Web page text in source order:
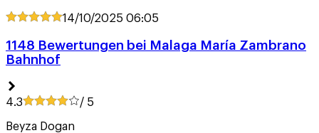
14/10/2025 06:05
1148 Bewertungen bei Malaga María Zambrano
Bahnhof
4.3 / 5
Beyza Dogan